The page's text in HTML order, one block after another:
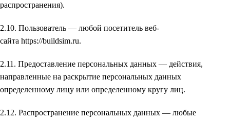
распространения).
2.10. Пользователь — любой посетитель веб-
сайта https://buildsim.ru.
2.11. Предоставление персональных данных — действия,
направленные на раскрытие персональных данных
определенному лицу или определенному кругу лиц.
2.12. Распространение персональных данных — любые